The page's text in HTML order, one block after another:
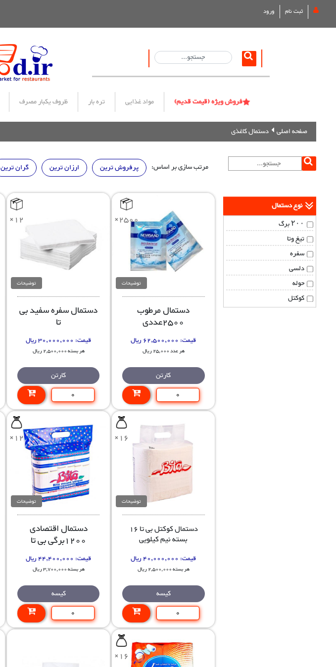
ثبت نام ورود
فروش ویژه (قیمت قدیم) مواد غذایی تره بار ظروف یکبار مصرف
صفحه اصلی دستمال کاغذی
نوع دستمال
۲۰۰ برگ
تیغ وتا
سفره
دلسی
حوله
کوکتل
مرتب سازی بر اساس: پرفروش ترین ارزان ترین گران ترین
×2500
توضیحات
دستمال مرطوب
2500عددی
قیمت:
هر عدد 25,000 ریال
کارتن
×12
توضیحات
دستمال سفره سفید بی
تا
قیمت:
هر بسته 2,500,000 ریال
کارتن
×16
توضیحات
دستمال کوکتل بی تا 16
بسته نیم کیلویی
قیمت:
هر بسته 2,500,000 ریال
کیسه
×12
توضیحات
دستمال اقتصادی
1200برگی بی تا
قیمت:
هر بسته 3,700,000 ریال
کیسه
×16